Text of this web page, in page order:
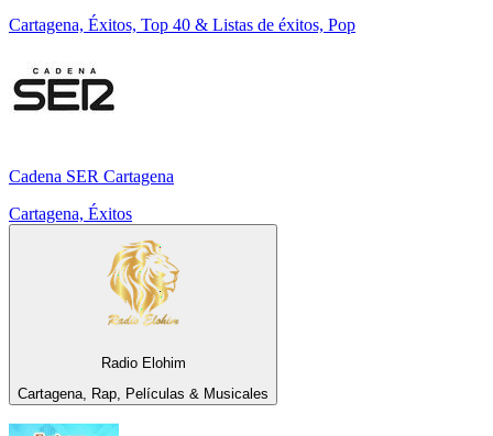
Cartagena, Éxitos, Top 40 & Listas de éxitos, Pop
Cadena SER Cartagena
Cartagena, Éxitos
Radio Elohim
Cartagena, Rap, Películas & Musicales